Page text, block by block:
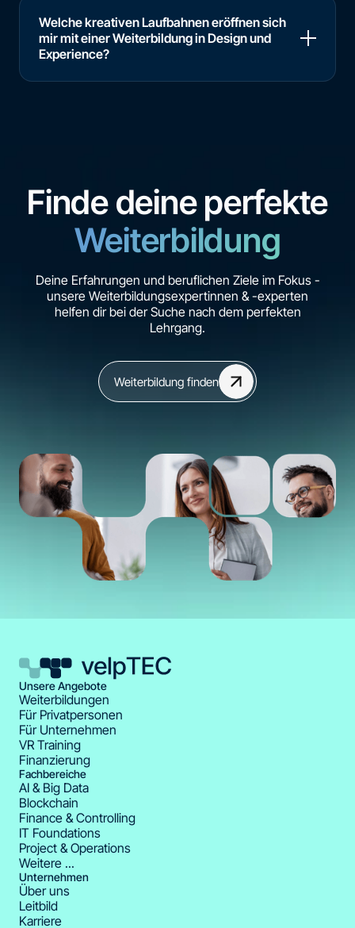
Welche kreativen Laufbahnen eröffnen sich
mir mit einer Weiterbildung in Design und
Experience?
Finde deine perfekte
Weiterbildung
Deine Erfahrungen und beruflichen Ziele im Fokus -
unsere Weiterbildungsexpertinnen & -experten
helfen dir bei der Suche nach dem perfekten
Lehrgang.
Weiterbildung finden
Unsere Angebote
Weiterbildungen
Für Privatpersonen
Für Unternehmen
VR Training
Finanzierung
Fachbereiche
AI & Big Data
Blockchain
Finance & Controlling
IT Foundations
Project & Operations
Weitere ...
Unternehmen
Über uns
Leitbild
Karriere